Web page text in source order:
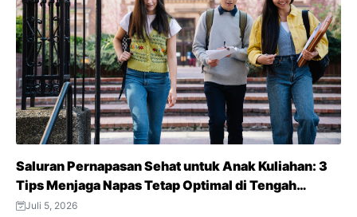
Saluran Pernapasan Sehat untuk Anak Kuliahan: 3
Tips Menjaga Napas Tetap Optimal di Tengah
Aktivitas Padat
Juli 5, 2026